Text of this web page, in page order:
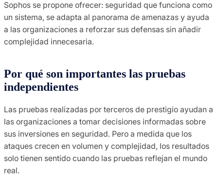
Sophos se propone ofrecer: seguridad que funciona como
un sistema, se adapta al panorama de amenazas y ayuda
a las organizaciones a reforzar sus defensas sin añadir
complejidad innecesaria.
Por qué son importantes las pruebas
independientes
Las pruebas realizadas por terceros de prestigio ayudan a
las organizaciones a tomar decisiones informadas sobre
sus inversiones en seguridad. Pero a medida que los
ataques crecen en volumen y complejidad, los resultados
solo tienen sentido cuando las pruebas reflejan el mundo
real.